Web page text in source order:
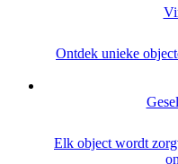
Ontdek unieke
Elk object wordt